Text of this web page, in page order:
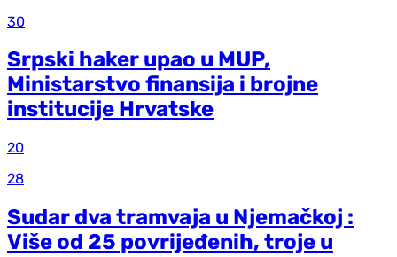
30
Srpski haker upao u MUP,
Ministarstvo finansija i brojne
institucije Hrvatske
20
28
Sudar dva tramvaja u Njemačkoj :
Više od 25 povrijeđenih, troje u